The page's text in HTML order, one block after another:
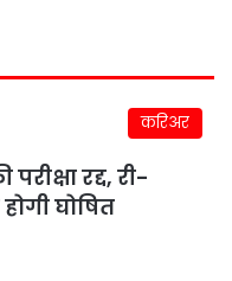
करिअर
रद्द, री-
घोषित